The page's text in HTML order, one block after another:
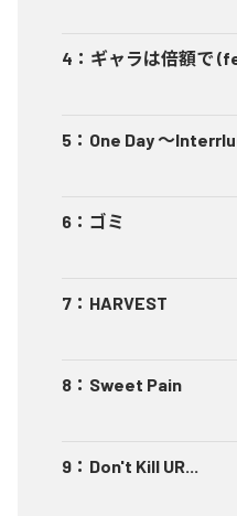
4 ： ギャラは倍額で
5 ： One Day ～
6 ： ゴミ
7 ： HARVEST
8 ： Sweet Pain
9 ： Don't Kill UR...